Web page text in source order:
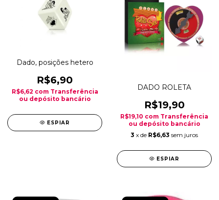
Dado, posições hetero
R$6,90
R$6,62 com Transferência
ou depósito bancário
ESPIAR
DADO ROLETA
R$19,90
R$19,10 com Transferência
ou depósito bancário
3 x de R$6,63 sem juros
ESPIAR